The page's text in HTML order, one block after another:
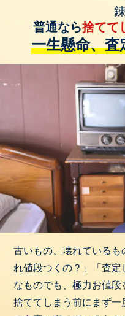
普通なら捨てて
一生懸命、査
古いもの、壊れているも
れ値段つくの？」「査定
なものでも、極力お値段
捨ててしまう前にまず一